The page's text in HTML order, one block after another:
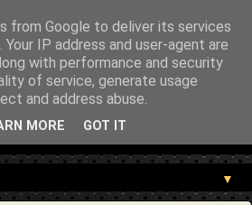
"ReadAction", "target":
2017/12/paisios-spyridwn.html" } }
• Λογοτεχνία • Τέχνες • Θεολογία •
για τη μνήμη, τον άνθρωπο και το
▼
from Google to deliver its services
IP address and user-agent are
with performance and security
of service, generate usage
and address abuse.
MORE GOT IT